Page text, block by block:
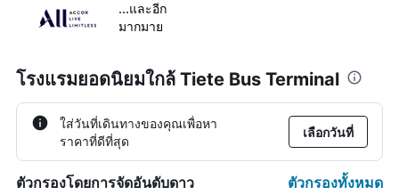
...และอีก
มากมาย
โรงแรมยอดนิยมใกล้ Tiete Bus Terminal
ใส่วันที่เดินทางของคุณเพื่อหา
ราคาที่ดีที่สุด
เลือกวันที่
ตัวกรองโดยการจัดอันดับดาว ตัวกรองทั้งหมด